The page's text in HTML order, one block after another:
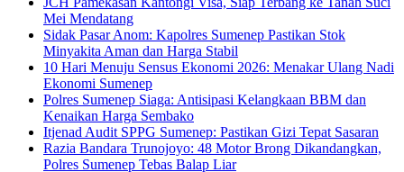
Mei Mendatang
Sidak Pasar Anom: Kapolres Sumenep Pastikan Stok
Minyakita Aman dan Harga Stabil
10 Hari Menuju Sensus Ekonomi 2026: Menakar Ulang Nadi
Ekonomi Sumenep
Polres Sumenep Siaga: Antisipasi Kelangkaan BBM dan
Kenaikan Harga Sembako
Itjenad Audit SPPG Sumenep: Pastikan Gizi Tepat Sasaran
Razia Bandara Trunojoyo: 48 Motor Brong Dikandangkan,
Polres Sumenep Tebas Balap Liar